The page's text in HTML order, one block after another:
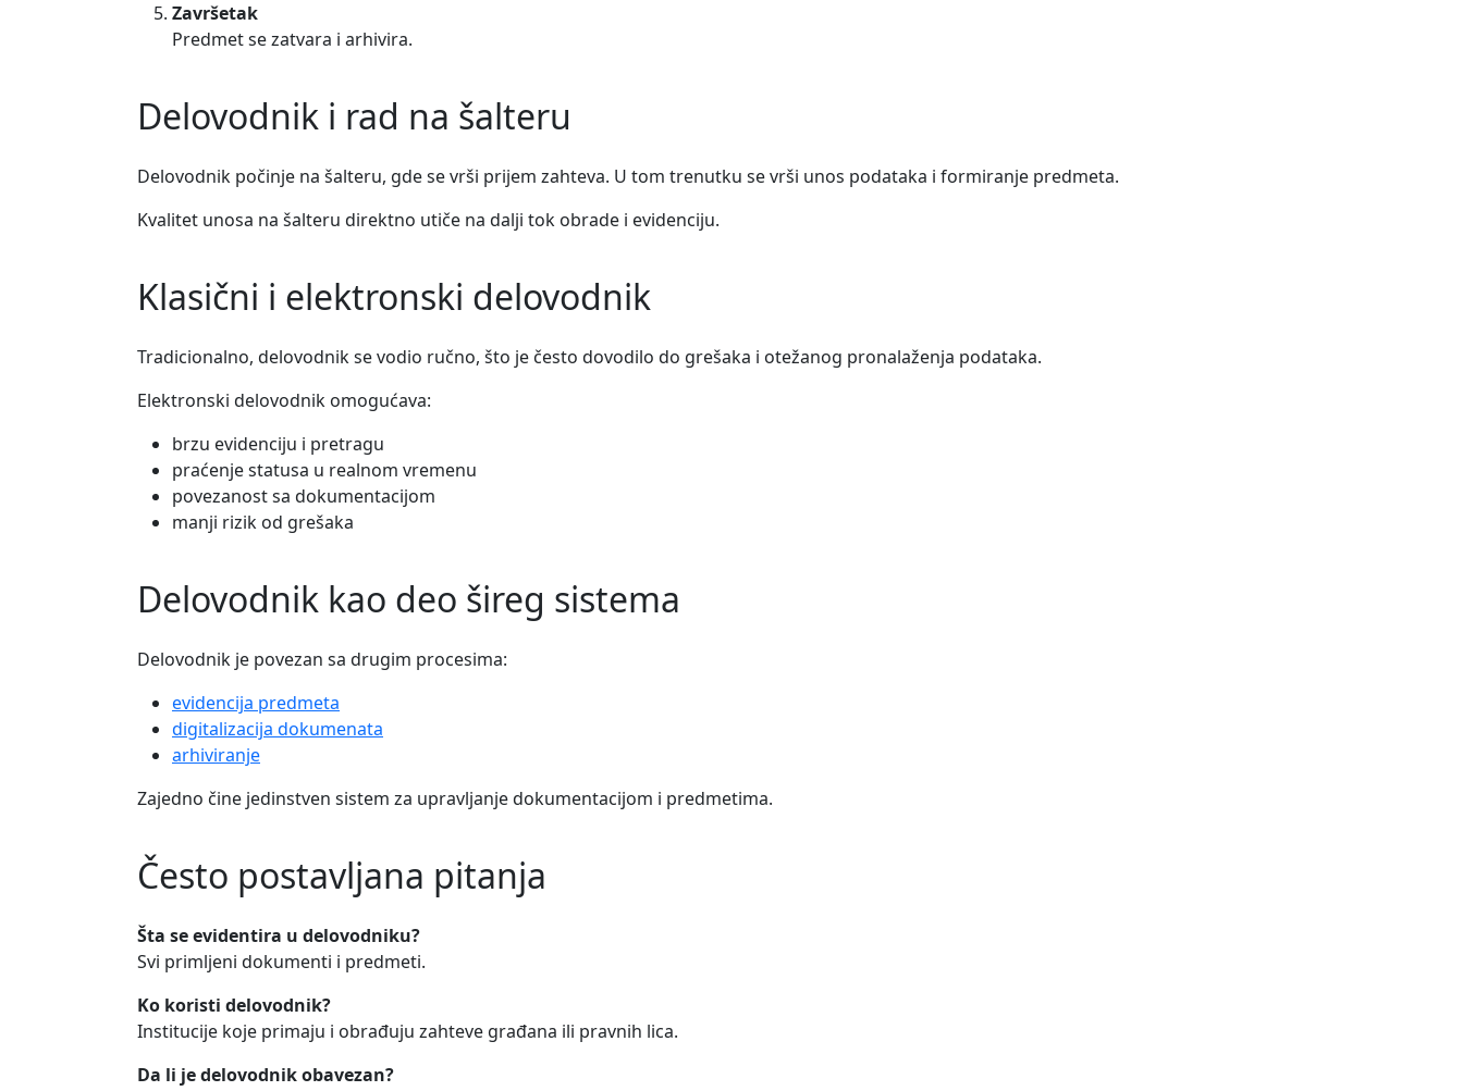
Završetak
Predmet se zatvara i arhivira.
Delovodnik i rad na šalteru
Delovodnik počinje na šalteru, gde se vrši prijem zahteva. U tom trenutku se vrši unos podataka i formiranje predmeta.
Kvalitet unosa na šalteru direktno utiče na dalji tok obrade i evidenciju.
Klasični i elektronski delovodnik
Tradicionalno, delovodnik se vodio ručno, što je često dovodilo do grešaka i otežanog pronalaženja podataka.
Elektronski delovodnik omogućava:
brzu evidenciju i pretragu
praćenje statusa u realnom vremenu
povezanost sa dokumentacijom
manji rizik od grešaka
Delovodnik kao deo šireg sistema
Delovodnik je povezan sa drugim procesima:
evidencija predmeta
digitalizacija dokumenata
arhiviranje
Zajedno čine jedinstven sistem za upravljanje dokumentacijom i predmetima.
Često postavljana pitanja
Šta se evidentira u delovodniku?
Svi primljeni dokumenti i predmeti.
Ko koristi delovodnik?
Institucije koje primaju i obrađuju zahteve građana ili pravnih lica.
Da li je delovodnik obavezan?